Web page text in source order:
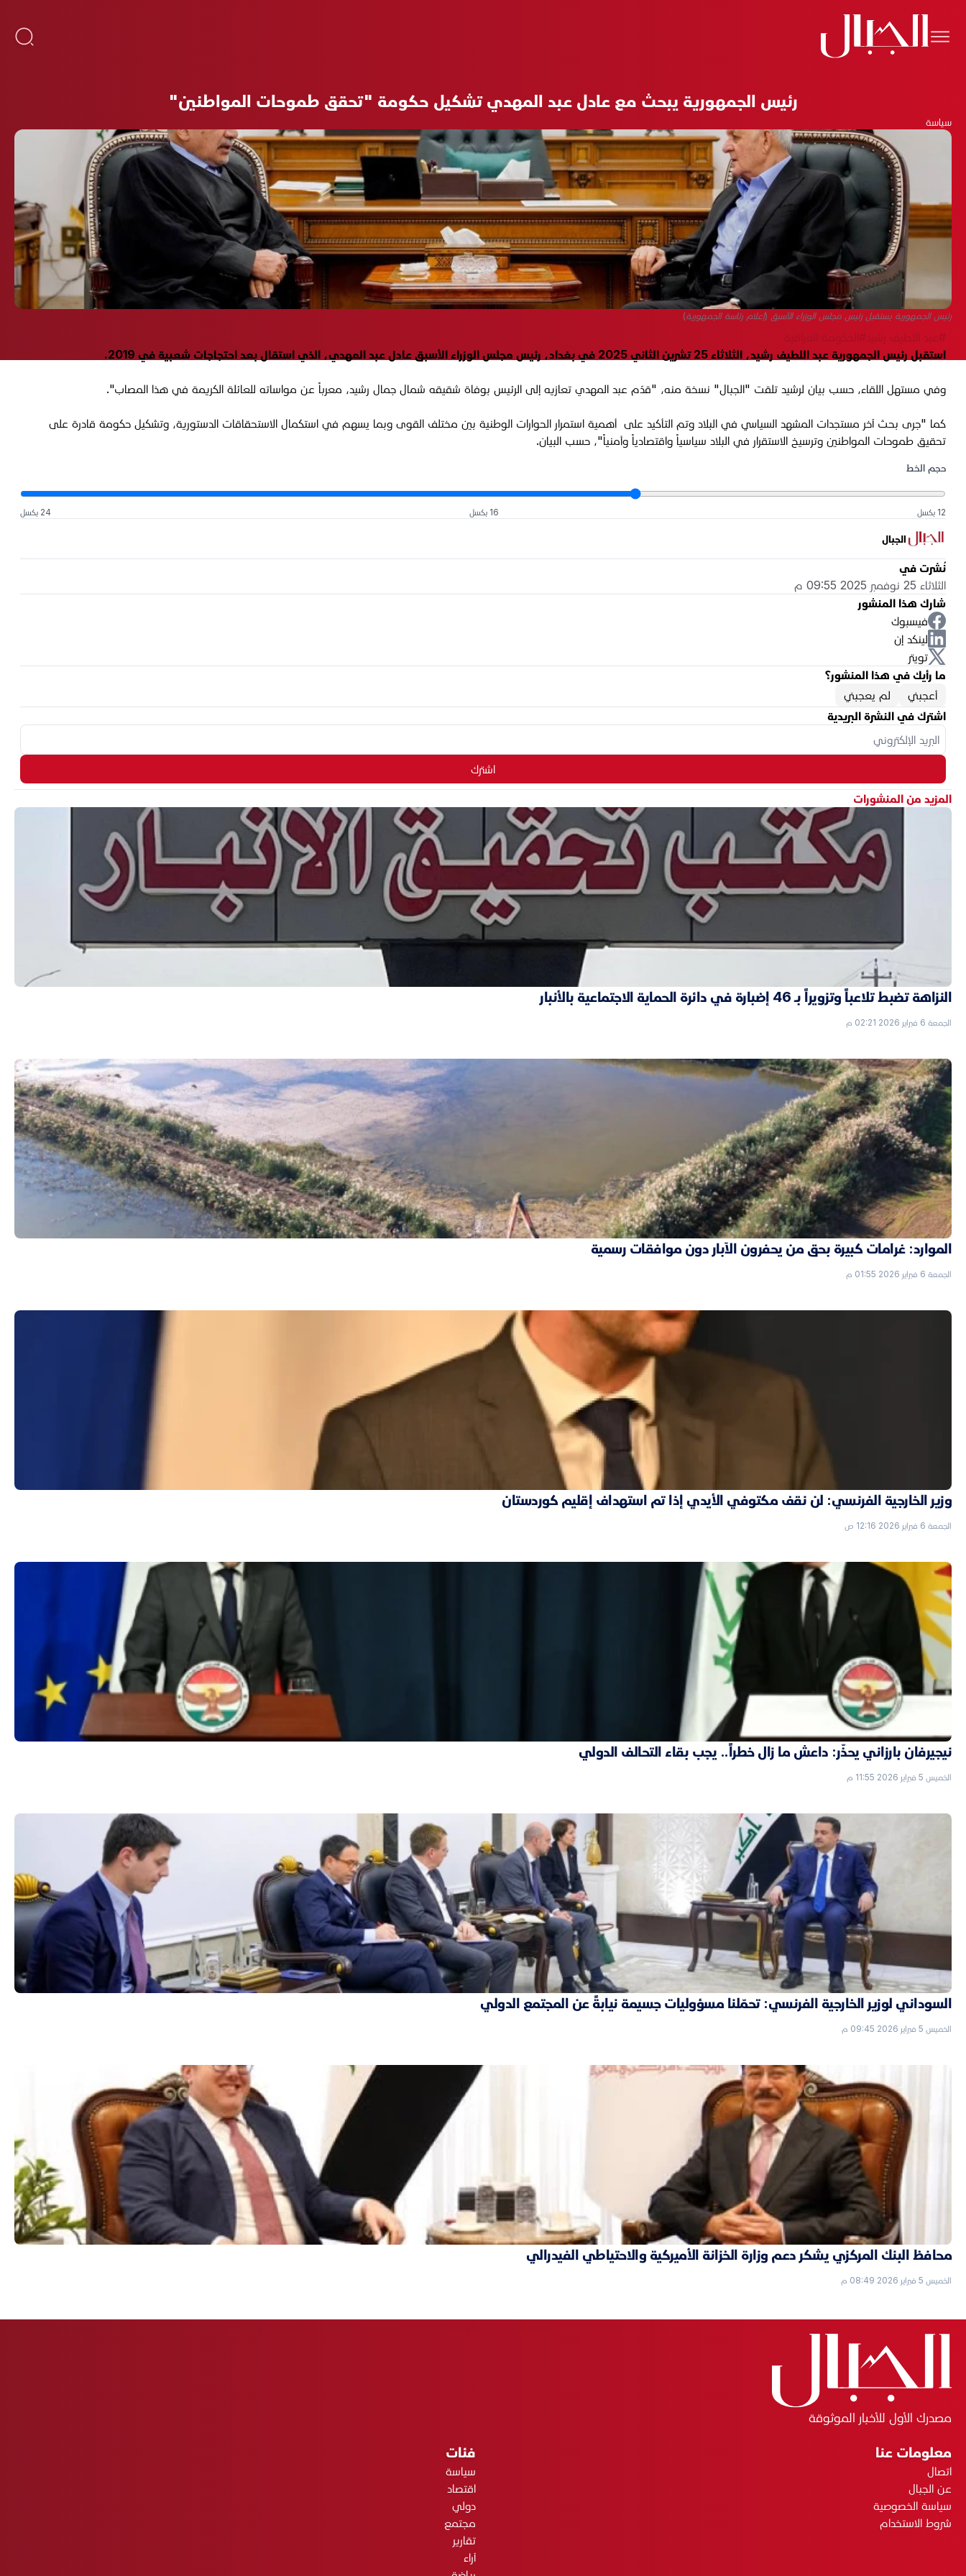
رئيس الجمهورية يبحث مع عادل عبد المهدي تشكيل حكومة "تحقق طموحات المواطنين"
سياسة
رئيس الجمهورية يستقبل رئيس مجلس الوزراء الأسبق (إعلام رئاسة الجمهورية)
#عبد اللطيف رشيد#الحكومة العراقية
استقبل رئيس الجمهورية عبد اللطيف رشيد، الثلاثاء 25 تشرين الثاني 2025 في بغداد، رئيس مجلس الوزراء الأسبق عادل عبد المهدي، الذي استقال بعد احتجاجات شعبية في 2019.
وفي مستهل اللقاء، حسب بيان لرشيد تلقت "الجبال" نسخة منه، "قدّم عبد المهدي تعازيه إلى الرئيس بوفاة شقيقه شمال جمال رشيد، معرباً عن مواساته للعائلة الكريمة في هذا المصاب".
كما "جرى بحث آخر مستجدات المشهد السياسي في البلاد وتم التأكيد على أهمية استمرار الحوارات الوطنية بين مختلف القوى وبما يسهم في استكمال الاستحقاقات الدستورية، وتشكيل حكومة قادرة على
تحقيق طموحات المواطنين وترسيخ الاستقرار في البلاد سياسياً واقتصادياً وأمنياً"، حسب البيان.
حجم الخط
12 بكسل 16 بكسل 24 بكسل
الجبال
نُشرت في
الثلاثاء 25 نوفمبر 2025 09:55 م
شارك هذا المنشور
فيسبوك
لينكد إن
تويتر
ما رأيك في هذا المنشور؟
أعجبني
لم يعجبني
اشترك في النشرة البريدية
اشترك
المزيد من المنشورات
النزاهة تضبط تلاعباً وتزويراً بـ 46 إضبارة في دائرة الحماية الاجتماعية بالأنبار
الجمعة 6 فبراير 2026 02:21 م
الموارد: غرامات كبيرة بحق من يحفرون الآبار دون موافقات رسمية
الجمعة 6 فبراير 2026 01:55 م
وزير الخارجية الفرنسي: لن نقف مكتوفي الأيدي إذا تم استهداف إقليم كوردستان
الجمعة 6 فبراير 2026 12:16 ص
نيجيرفان بارزاني يحذّر: داعش ما زال خطراً.. يجب بقاء التحالف الدولي
الخميس 5 فبراير 2026 11:55 م
السوداني لوزير الخارجية الفرنسي: تحمّلنا مسؤوليات جسيمة نيابةً عن المجتمع الدولي
الخميس 5 فبراير 2026 09:45 م
محافظ البنك المركزي يشكر دعم وزارة الخزانة الأميركية والاحتياطي الفيدرالي
الخميس 5 فبراير 2026 08:49 م
مصدرك الأول للأخبار الموثوقة
معلومات عنا
اتصال
عن الجبال
سياسة الخصوصية
شروط الاستخدام
فئات
سياسة
اقتصاد
دولي
مجتمع
تقارير
آراء